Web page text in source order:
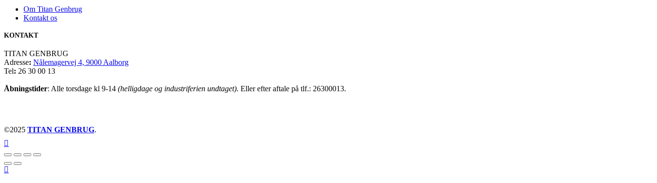
Om Titan Genbrug
Kontakt os
KONTAKT
TITAN GENBRUG
Adresse: Nålemagervej 4, 9000 Aalborg
Tel: 26 30 00 13
Åbningstider: Alle torsdage kl 9-14 (helligdage og industriferien undtaget). Eller efter aftale på tlf.: 26300013.
©2025 TITAN GENBRUG.